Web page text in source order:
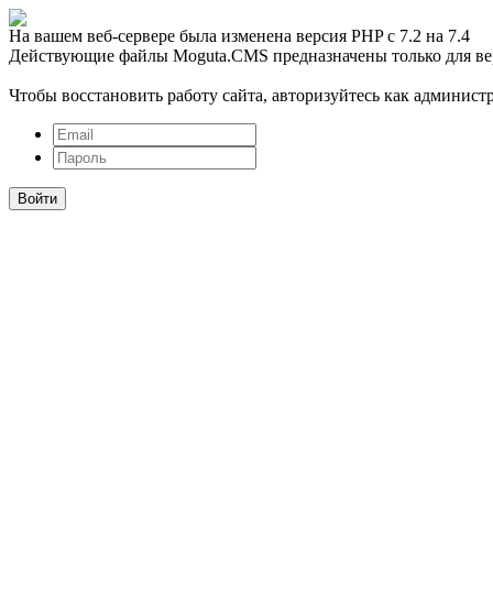
На вашем веб-сервере была изменена версия PHP с 7.2 на 7.4
Действующие файлы Moguta.CMS предназначены только для
Чтобы восстановить работу сайта, авторизуйтесь как
Войти